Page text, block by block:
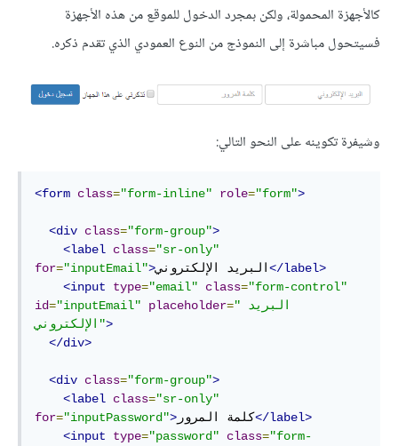
كالأجهزة المحمولة، ولكن بمجرد الدخول للموقع من هذه الأجهزة
فسيتحول مباشرة إلى النموذج من النوع العمودي الذي تقدم ذكره.
وشيفرة تكوينه على النحو التالي:
<form class="form-inline" role="form">
<div class="form-group">
<label class="sr-only"
for="inputEmail">البريد الإلكتروني </label>
<input
type="email" class="form-control"
id="inputEmail" placeholder="البريد
الإلكتروني">
</div>
<div class="form-group">
<label class="sr-only"
for="inputPassword"> كلمة المرور</label>
<input
type="password" class="form-